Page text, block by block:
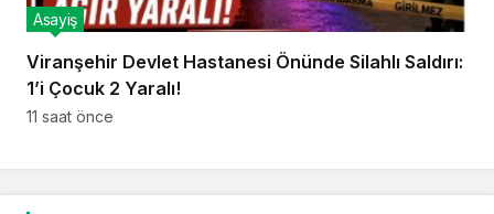
Viranşehir Devlet Hastanesi Önünde Silahlı Saldırı:
1’i Çocuk 2 Yaralı!
Asayiş
11 saat önce